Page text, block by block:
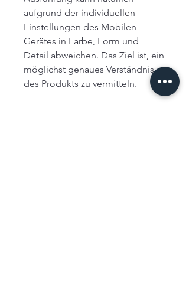
aufgrund der individuellen
Einstellungen des Mobilen
Gerätes in Farbe, Form und
Detail abweichen. Das Ziel ist, ein
möglichst genaues Verständnis
des Produkts zu vermitteln.